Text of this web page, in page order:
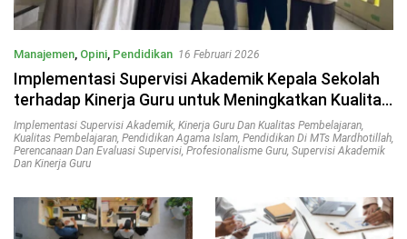
Manajemen, Opini, Pendidikan 16 Februari 2026
Implementasi Supervisi Akademik Kepala Sekolah
terhadap Kinerja Guru untuk Meningkatkan Kualitas
Pembelajaran di MTs Mardhotillah Jakarta
Implementasi Supervisi Akademik, Kinerja Guru Dan Kualitas Pembelajaran,
Kualitas Pembelajaran, Pendidikan Agama Islam, Pendidikan Di MTs Mardhotillah,
Perencanaan Dan Evaluasi Supervisi, Profesionalisme Guru, Supervisi Akademik
Dan Kinerja Guru